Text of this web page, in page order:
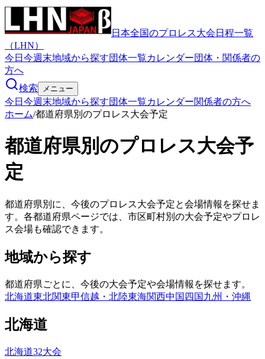
日本全国のプロレス大会日程一覧
（LHN）
今日 今週末地域から探す団体一覧カレンダー団体・関係者の
方へ
検索
メニュー
今日 今週末地域から探す団体一覧カレンダー関係者の方へ
ホーム/都道府県別のプロレス大会予定
都道府県別のプロレス大会予
定
都道府県別に、今後のプロレス大会予定と会場情報を探せま
す。各都道府県ページでは、市区町村別の大会予定やプロレ
ス会場も確認できます。
地域から探す
都道府県ごとに、今後の大会予定や会場情報を探せます。
北海道東北関東甲信越・北陸東海関西中国 四国九州・沖縄
北海道
北海道32大会